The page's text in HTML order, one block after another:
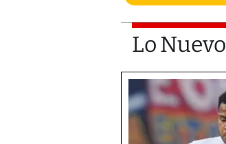
Lo Nuevo